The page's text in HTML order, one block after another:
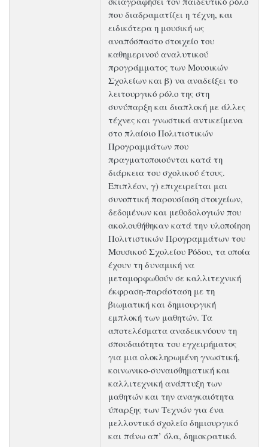
που διαδραματίζει η τέχνη, και
ειδικότερα η μουσική ως
αναπόσπαστο στοιχείο του
καθημερινού αναλυτικού
προγράμματος των Μουσικών
Σχολείων και β) να αναδείξει το
λειτουργικό ρόλο της στη
συνύπαρξη και διαπλοκή με άλλες
τέχνες και γνωστικά αντικείμενα
στο πλαίσιο Πολιτιστικών
Προγραμμάτων που
πραγματοποιούνται κατά τη
διάρκεια του σχολικού έτους.
Επιπλέον, γ) επιχειρείται μαι
συνοπτική παρουσίαση στοιχείων,
δεδομένων και μεθοδολογιών που
ακολουθήθηκαν κατά την υλοποίηση
Πολιτιστικών Προγραμμάτων του
Μουσικού Σχολείου Ρόδου, τα οποία
έχουν τη δυναμική να
μεταμορφωθούν σε καλλιτεχνική
έκφραση-παράσταση με τη
βιωματική και δημιουργική
εμπλοκή των μαθητών. Τα
αποτελέσματα αναδεικνύουν τη
σπουδαιότητα του εγχειρήματος
για μια ολοκληρωμένη γνωστική,
κοινωνικο-συναισθηματική και
καλλιτεχνική ανάπτυξη των
μαθητών και την αναγκαιότητα
ύπαρξης των Τεχνών για ένα
μελλοντικό σχολείο δημιουργικό
και πάνω απ’ όλα, δημοκρατικό.